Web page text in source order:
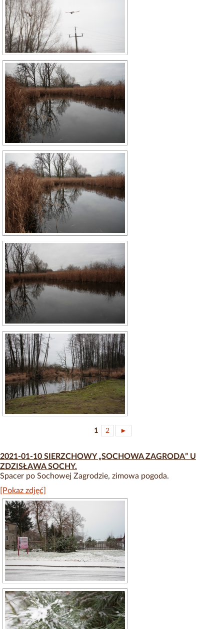
1 2 ►
2021-01-10 SIERZCHOWY „SOCHOWA ZAGRODA” U
ZDZISŁAWA SOCHY.
Spacer po Sochowej Zagrodzie, zimowa pogoda.
[Pokaz zdjęć]